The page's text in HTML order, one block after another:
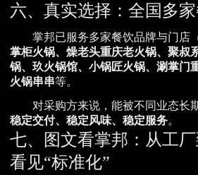
六、真实选择：全国多
掌邦已服务多家餐饮品牌与门店
掌柜火锅、燥老头重庆老火锅、聚叔
锅、玖火锅馆、小锅匠火锅、涮掌门
火锅串串等。
对采购方来说，能被不同业态长
稳定交付、稳定风味、稳定服务。
七、图文看掌邦：从工
看见“标准化”